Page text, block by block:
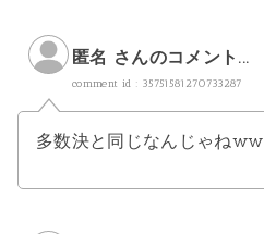
匿名 さんのコメント...
comment id : 35751581270733287
多数決と同じなんじゃねww